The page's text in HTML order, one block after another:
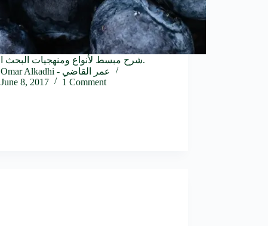
شرح مبسط لأنواع ومنهجيات البحث العلمي.
Omar Alkadhi - عمر القاضي
June 8, 2017
1 Comment